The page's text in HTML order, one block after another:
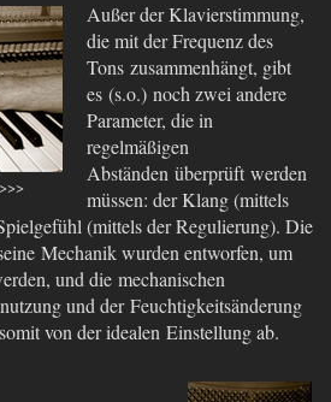
Außer der Klavierstimmung,
die mit der Frequenz des
Tons zusammenhängt, gibt
es (s.o.) noch zwei andere
Parameter, die in
regelmäßigen
Abständen überprüft werden
müssen: der Klang (mittels
(mittels der Regulierung). Die
Mechanik wurden entworfen, um
und die mechanischen
und der Feuchtigkeitsänderung
von der idealen Einstellung ab.